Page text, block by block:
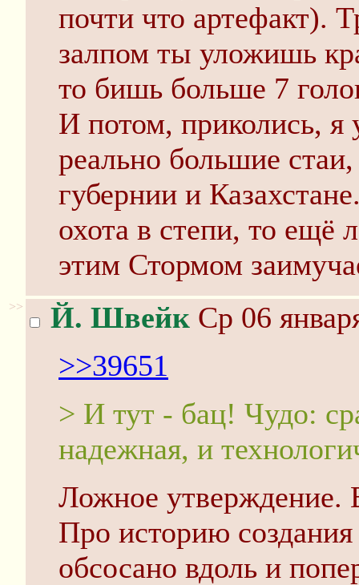
почти что артефакт).
залпом ты уложишь
то бишь больше 7
И потом, приколись,
реально большие
губернии и
охота в степи, то ещё
этим Стормом
>> Й. Швейк Ср 06
>>39651
> И тут - бац! Чудо:
надежная, и
Ложное утверждение.
Про историю
обсосано вдоль и